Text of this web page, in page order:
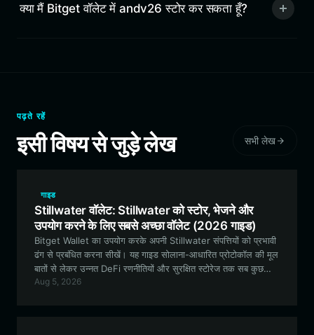
क्या मैं Bitget वॉलेट में andv26 स्टोर कर सकता हूँ?
पढ़ते रहें
इसी विषय से जुड़े लेख सभी लेख
गाइड
Stillwater वॉलेट: Stillwater को स्टोर, भेजने और
उपयोग करने के लिए सबसे अच्छा वॉलेट (2026 गाइड)
Bitget Wallet का उपयोग करके अपनी Stillwater संपत्तियों को प्रभावी
ढंग से प्रबंधित करना सीखें। यह गाइड सोलाना-आधारित प्रोटोकॉल की मूल
बातों से लेकर उन्नत DeFi रणनीतियों और सुरक्षित स्टोरेज तक सब कुछ
कवर करती है।
Aug 5, 2026